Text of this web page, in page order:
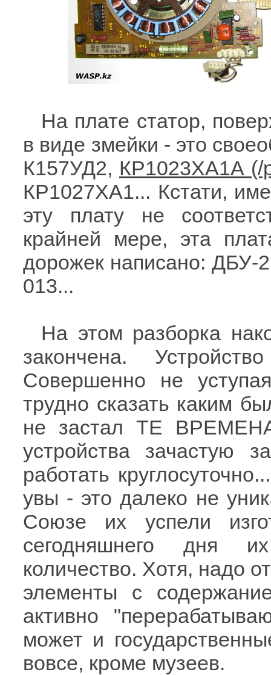
На плате статор,
в виде змейки - это
К157УД2, КР1023ХА1А
КР1027ХА1... Кстати,
эту плату не
крайней мере, эта
дорожек написано:
013...
На этом разборка
закончена.
Совершенно не
трудно сказать каким
не застал ТЕ
устройства зачастую
работать
увы - это далеко не
Союзе их успели
сегодняшнего дня
количество. Хотя, надо
элементы с
активно
может и
вовсе, кроме музеев.